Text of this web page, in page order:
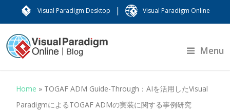
Visual Paradigm Desktop | Visual Paradigm Online
Menu
Home » TOGAF ADM Guide-Through：AIを活用したVisual
ParadigmによるTOGAF ADMの実装に関する事例研究